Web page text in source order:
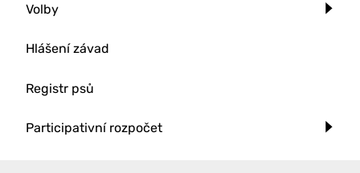
Volby
Hlášení závad
Registr psů
Participativní rozpočet